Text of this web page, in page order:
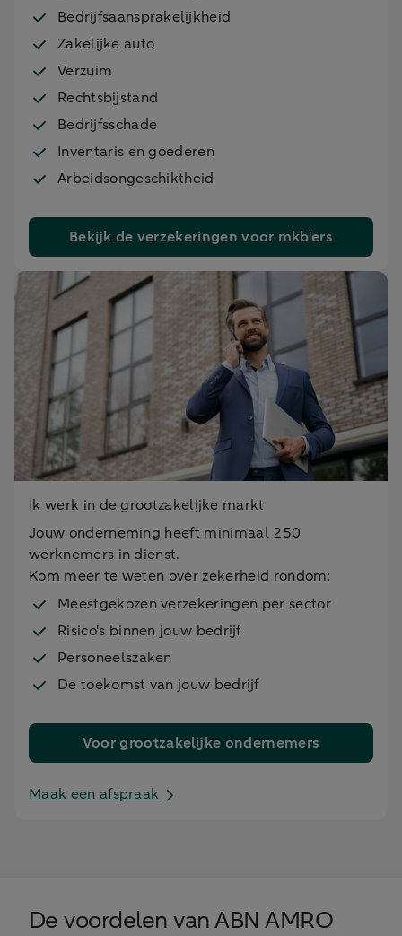
Bedrijfsaansprakelijkheid
Zakelijke auto
Verzuim
Rechtsbijstand
Bedrijfsschade
Inventaris en goederen
Arbeidsongeschiktheid
Bekijk de verzekeringen voor mkb'ers
Ik werk in de grootzakelijke markt
Jouw onderneming heeft minimaal 250
werknemers in dienst.
Kom meer te weten over zekerheid rondom:
Meestgekozen verzekeringen per sector
Risico's binnen jouw bedrijf
Personeelszaken
De toekomst van jouw bedrijf
Voor grootzakelijke ondernemers
Maak een afspraak
De voordelen van ABN AMRO